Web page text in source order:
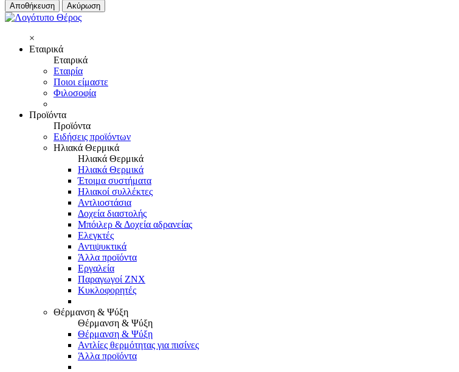
Αποθήκευση Ακύρωση
×
Εταιρικά
Εταιρικά
Εταιρία
Ποιοι είμαστε
Φιλοσοφία
Προϊόντα
Προϊόντα
Ειδήσεις προϊόντων
Ηλιακά Θερμικά
Ηλιακά Θερμικά
Ηλιακά Θερμικά
Έτοιμα συστήματα
Ηλιακοί συλλέκτες
Αντλιοστάσια
Δοχεία διαστολής
Μπόιλερ & Δοχεία αδρανείας
Ελεγκτές
Αντιψυκτικά
Άλλα προϊόντα
Εργαλεία
Παραγωγοί ΖΝΧ
Κυκλοφορητές
Θέρμανση & Ψύξη
Θέρμανση & Ψύξη
Θέρμανση & Ψύξη
Αντλίες θερμότητας για πισίνες
Άλλα προϊόντα